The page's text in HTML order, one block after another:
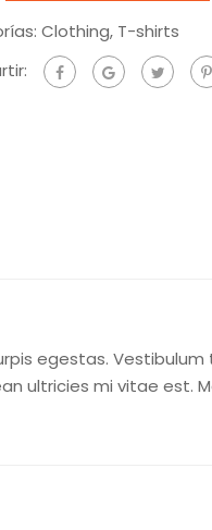
Clothing, T-shirts
egestas.
ultricies mi vitae est.